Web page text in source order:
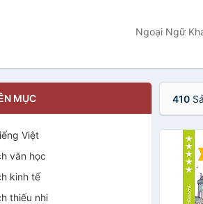
Ngoại Ngữ
MỤC
Việt
văn học
kinh tế
thiếu nhi
410